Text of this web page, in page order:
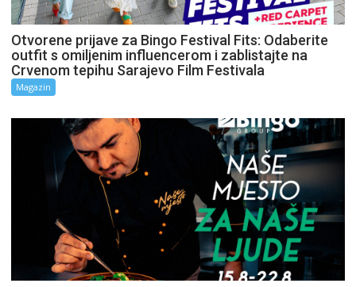
Otvorene prijave za Bingo Festival Fits: Odaberite
outfit s omiljenim influencerom i zablistajte na
Crvenom tepihu Sarajevo Film Festivala
Magazin